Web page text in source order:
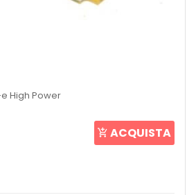
e High Power
ACQUISTA